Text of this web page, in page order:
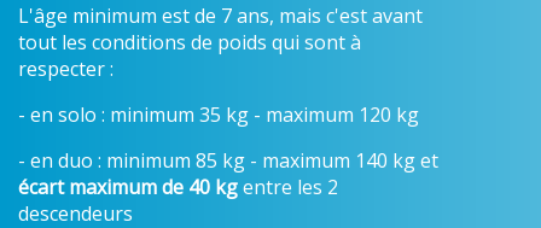
L'âge minimum est de 7 ans, mais c'est avant
tout les conditions de poids qui sont à
respecter :
- en solo : minimum 35 kg - maximum 120 kg
- en duo : minimum 85 kg - maximum 140 kg et
écart maximum de 40 kgentre les 2
descendeurs